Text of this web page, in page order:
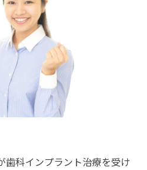
歯科インプラント治療を受け